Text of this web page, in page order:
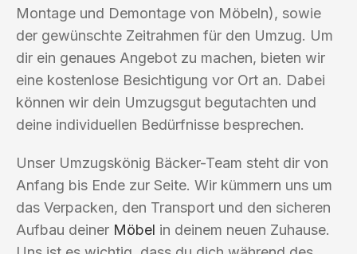
Montage und Demontage von Möbeln), sowie
der gewünschte Zeitrahmen für den Umzug. Um
dir ein genaues Angebot zu machen, bieten wir
eine kostenlose Besichtigung vor Ort an. Dabei
können wir dein Umzugsgut begutachten und
deine individuellen Bedürfnisse besprechen.
Unser Umzugskönig Bäcker-Team steht dir von
Anfang bis Ende zur Seite. Wir kümmern uns um
das Verpacken, den Transport und den sicheren
Aufbau deiner Möbel in deinem neuen Zuhause.